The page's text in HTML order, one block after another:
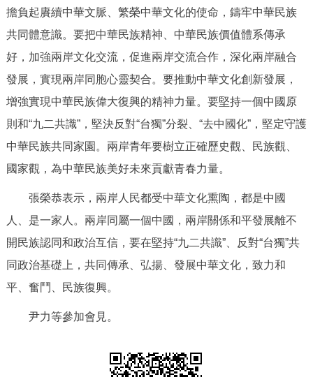
參與調查 線上訪談 圖説互動
北京概況 十六區概覽 人文北京
綠色北京 圖説北京 視頻北京
ENGLISH 한국어 日本語
DEUTSCH FRANÇAIS РУССКИЙ ЯЗЫК
擔負起賡續中華文脈、繁榮中華文化的使命，鑄牢中華民族
共同體意識。要把中華民族精神、中華民族價值體系傳承
好，加強兩岸文化交流，促進兩岸交流合作，深化兩岸融合
發展，實現兩岸同胞心靈契合。要推動中華文化創新發展，
增強實現中華民族偉大復興的精神力量。要堅持一個中國原
則和“九二共識”，堅決反對“台獨”分裂、“去中國化”，堅定守護
中華民族共同家園。兩岸青年要樹立正確歷史觀、民族觀、
國家觀，為中華民族美好未來貢獻青春力量。
張榮恭表示，兩岸人民都受中華文化熏陶，都是中國
人、是一家人。兩岸同屬一個中國，兩岸關係和平發展離不
開民族認同和政治互信，要在堅持“九二共識”、反對“台獨”共
同政治基礎上，共同傳承、弘揚、發展中華文化，致力和
平、奮鬥、民族復興。
尹力等參加會見。